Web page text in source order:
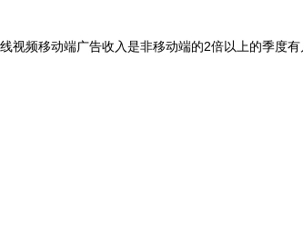
移动端广告收入是非移动端的2倍以上的季度有